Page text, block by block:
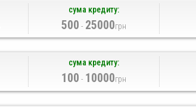
сума кредиту:
500 - 25000грн
сума кредиту:
100 - 10000грн